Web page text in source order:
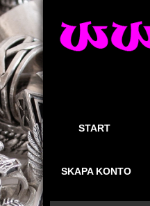
START
SKAPA KONTO